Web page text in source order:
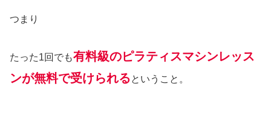
つまり
たった1回でも有料級のピラティスマシンレッス
ンが無料で受けられるということ。